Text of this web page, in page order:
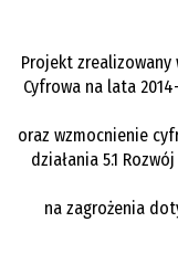
Projekt zrealizowany
Cyfrowa na lata
oraz wzmocnienie
działania 5.1
na zagrożenia